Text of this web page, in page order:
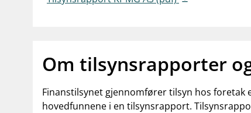
Om tilsynsrapporter
Finanstilsynet gjennomfører tilsyn hos
hovedfunnene i en tilsynsrapport.